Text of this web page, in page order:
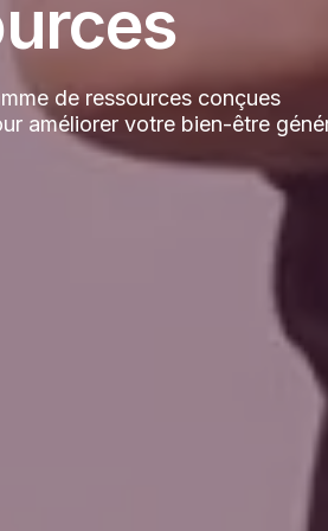
de ressources conçues
améliorer votre bien-être